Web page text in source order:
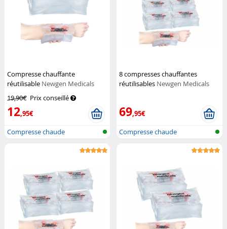
Compresse chauffante
réutilisable Newgen Medicals
19,90€ Prix conseillé
12,95€
Compresse chaude
8 compresses chauffantes
réutilisables Newgen Medicals
69,95€
Compresse chaude